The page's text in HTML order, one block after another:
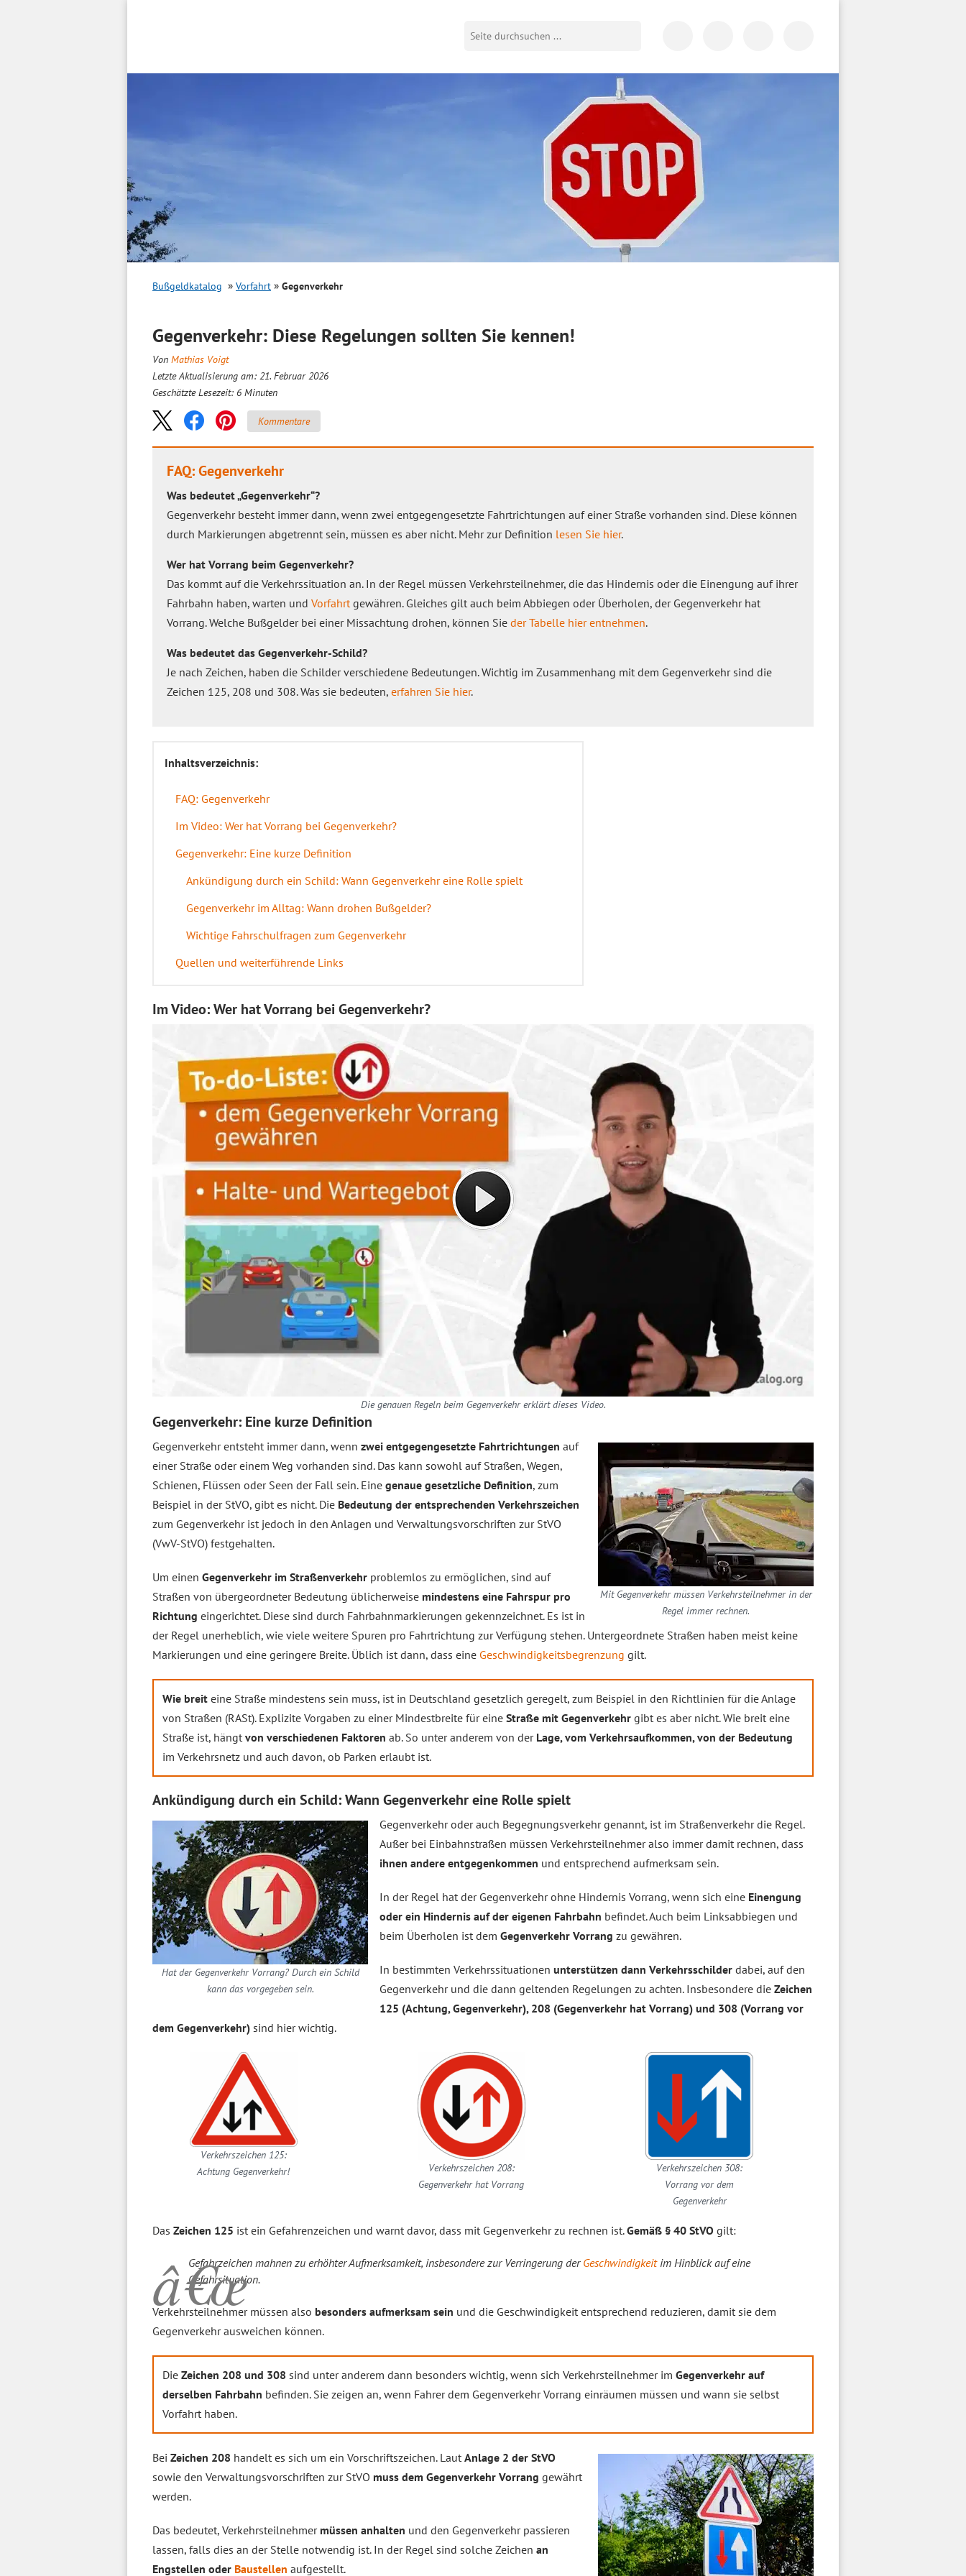
Bußgeldkatalog Vorfahrt Gegenverkehr
Gegenverkehr: Diese Regelungen sollten Sie kennen!
Von Mathias Voigt
Letzte Aktualisierung am: 21. Februar 2026
Geschätzte Lesezeit: 6 Minuten
Kommentare
FAQ: Gegenverkehr
Was bedeutet „Gegenverkehr“?
Gegenverkehr besteht immer dann, wenn zwei entgegengesetzte Fahrtrichtungen auf einer Straße vorhanden sind. Diese können
durch Markierungen abgetrennt sein, müssen es aber nicht. Mehr zur Definition lesen Sie hier.
Wer hat Vorrang beim Gegenverkehr?
Das kommt auf die Verkehrssituation an. In der Regel müssen Verkehrsteilnehmer, die das Hindernis oder die Einengung auf ihrer
Fahrbahn haben, warten und Vorfahrtgewähren. Gleiches gilt auch beim Abbiegen oder Überholen, der Gegenverkehr hat
Vorrang. Welche Bußgelder bei einer Missachtung drohen, können Sie der Tabelle hier entnehmen.
Was bedeutet das Gegenverkehr-Schild?
Je nach Zeichen, haben die Schilder verschiedene Bedeutungen. Wichtig im Zusammenhang mit dem Gegenverkehr sind die
Zeichen 125, 208 und 308. Was sie bedeuten, erfahren Sie hier.
Inhaltsverzeichnis:
FAQ: Gegenverkehr
Im Video: Wer hat Vorrang bei Gegenverkehr?
Gegenverkehr: Eine kurze Definition
Ankündigung durch ein Schild: Wann Gegenverkehr eine Rolle spielt
Gegenverkehr im Alltag: Wann drohen Bußgelder?
Wichtige Fahrschulfragen zum Gegenverkehr
Quellen und weiterführende Links
Im Video: Wer hat Vorrang bei Gegenverkehr?
Die genauen Regeln beim Gegenverkehr erklärt dieses Video.
Gegenverkehr: Eine kurze Definition
Mit Gegenverkehr müssen Verkehrsteilnehmer in der
Regel immer rechnen.
Gegenverkehr entsteht immer dann, wenn zwei entgegengesetzte Fahrtrichtungen auf
einer Straße oder einem Weg vorhanden sind. Das kann sowohl auf Straßen, Wegen,
Schienen, Flüssen oder Seen der Fall sein. Eine genaue gesetzliche Definition, zum
Beispiel in der StVO, gibt es nicht. Die Bedeutung der entsprechenden Verkehrszeichen
zum Gegenverkehr ist jedoch in den Anlagen und Verwaltungsvorschriften zur StVO
(VwV-StVO) festgehalten.
Um einen Gegenverkehr im Straßenverkehr problemlos zu ermöglichen, sind auf
Straßen von übergeordneter Bedeutung üblicherweise mindestens eine Fahrspur pro
Richtung eingerichtet. Diese sind durch Fahrbahnmarkierungen gekennzeichnet. Es ist in
der Regel unerheblich, wie viele weitere Spuren pro Fahrtrichtung zur Verfügung stehen. Untergeordnete Straßen haben meist keine
Markierungen und eine geringere Breite. Üblich ist dann, dass eine Geschwindigkeitsbegrenzung gilt.
Wie breit eine Straße mindestens sein muss, ist in Deutschland gesetzlich geregelt, zum Beispiel in den Richtlinien für die Anlage
von Straßen (RASt). Explizite Vorgaben zu einer Mindestbreite für eine Straße mit Gegenverkehr gibt es aber nicht. Wie breit eine
Straße ist, hängt von verschiedenen Faktoren ab. So unter anderem von der Lage, vom Verkehrsaufkommen, von der Bedeutung
im Verkehrsnetz und auch davon, ob Parken erlaubt ist.
Ankündigung durch ein Schild: Wann Gegenverkehr eine Rolle spielt
Hat der Gegenverkehr Vorrang? Durch ein Schild
kann das vorgegeben sein.
Gegenverkehr oder auch Begegnungsverkehr genannt, ist im Straßenverkehr die Regel.
Außer bei Einbahnstraßen müssen Verkehrsteilnehmer also immer damit rechnen, dass
ihnen andere entgegenkommen und entsprechend aufmerksam sein.
In der Regel hat der Gegenverkehr ohne Hindernis Vorrang, wenn sich eine Einengung
oder ein Hindernis auf der eigenen Fahrbahn befindet. Auch beim Linksabbiegen und
beim Überholen ist dem Gegenverkehr Vorrang zu gewähren.
In bestimmten Verkehrssituationen unterstützen dann Verkehrsschilder dabei, auf den
Gegenverkehr und die dann geltenden Regelungen zu achten. Insbesondere die Zeichen
125 (Achtung, Gegenverkehr), 208 (Gegenverkehr hat Vorrang) und 308 (Vorrang vor
dem Gegenverkehr) sind hier wichtig.
Verkehrszeichen 125:
Achtung Gegenverkehr!
Verkehrszeichen 208:
Gegenverkehr hat Vorrang
Verkehrszeichen 308:
Vorrang vor dem
Gegenverkehr
Das Zeichen 125 ist ein Gefahrenzeichen und warnt davor, dass mit Gegenverkehr zu rechnen ist.Gemäß § 40 StVO gilt:
Gefahrzeichen mahnen zu erhöhter Aufmerksamkeit, insbesondere zur Verringerung der Geschwindigkeitim Hinblick auf eine
Gefahrsituation.
Verkehrsteilnehmer müssen also besonders aufmerksam sein und die Geschwindigkeit entsprechend reduzieren, damit sie dem
Gegenverkehr ausweichen können.
Die Zeichen 208 und 308 sind unter anderem dann besonders wichtig, wenn sich Verkehrsteilnehmer im Gegenverkehr auf
derselben Fahrbahn befinden. Sie zeigen an, wenn Fahrer dem Gegenverkehr Vorrang einräumen müssen und wann sie selbst
Vorfahrt haben.
Bei Zeichen 208 handelt es sich um ein Vorschriftszeichen. Laut Anlage 2 der StVO
sowie den Verwaltungsvorschriften zur StVO muss dem Gegenverkehr Vorrang gewährt
werden.
Das bedeutet, Verkehrsteilnehmer müssen anhalten und den Gegenverkehr passieren
lassen, falls dies an der Stelle notwendig ist. In der Regel sind solche Zeichen an
Engstellen oder Baustellen aufgestellt.